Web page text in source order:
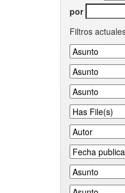
por
Filtros